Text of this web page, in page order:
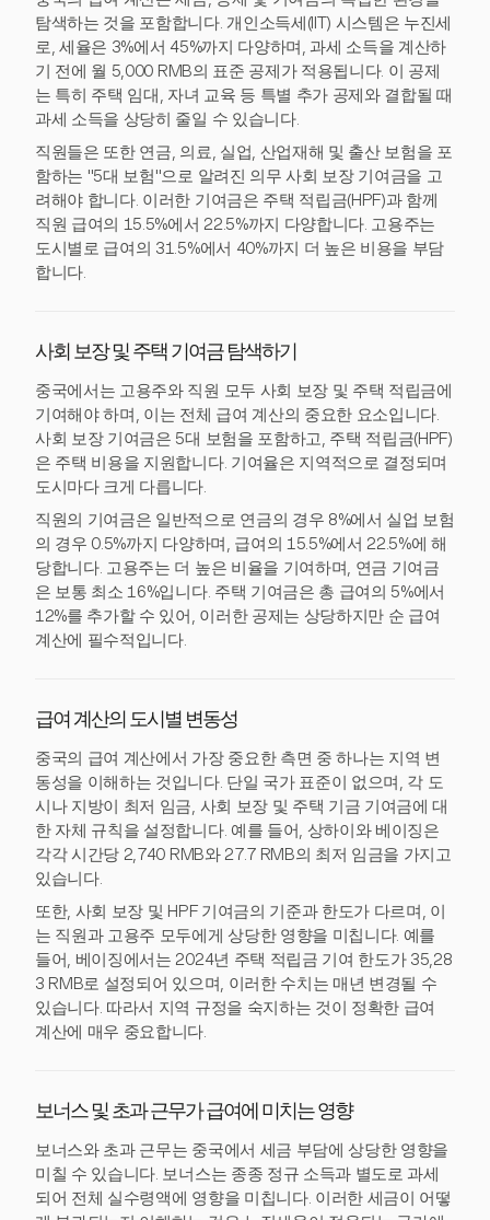
탐색하는 것을 포함합니다. 개인소득세(IIT) 시스템은 누진세
로, 세율은 3%에서 45%까지 다양하며, 과세 소득을 계산하
기 전에 월 5,000 RMB의 표준 공제가 적용됩니다. 이 공제
는 특히 주택 임대, 자녀 교육 등 특별 추가 공제와 결합될 때
과세 소득을 상당히 줄일 수 있습니다.
직원들은 또한 연금, 의료, 실업, 산업재해 및 출산 보험을 포
함하는 "5대 보험"으로 알려진 의무 사회 보장 기여금을 고
려해야 합니다. 이러한 기여금은 주택 적립금(HPF)과 함께
직원 급여의 15.5%에서 22.5%까지 다양합니다. 고용주는
도시별로 급여의 31.5%에서 40%까지 더 높은 비용을 부담
합니다.
사회 보장 및 주택 기여금 탐색하기
중국에서는 고용주와 직원 모두 사회 보장 및 주택 적립금에
기여해야 하며, 이는 전체 급여 계산의 중요한 요소입니다.
사회 보장 기여금은 5대 보험을 포함하고, 주택 적립금(HPF)
은 주택 비용을 지원합니다. 기여율은 지역적으로 결정되며
도시마다 크게 다릅니다.
직원의 기여금은 일반적으로 연금의 경우 8%에서 실업 보험
의 경우 0.5%까지 다양하며, 급여의 15.5%에서 22.5%에 해
당합니다. 고용주는 더 높은 비율을 기여하며, 연금 기여금
은 보통 최소 16%입니다. 주택 기여금은 총 급여의 5%에서
12%를 추가할 수 있어, 이러한 공제는 상당하지만 순 급여
계산에 필수적입니다.
급여 계산의 도시별 변동성
중국의 급여 계산에서 가장 중요한 측면 중 하나는 지역 변
동성을 이해하는 것입니다. 단일 국가 표준이 없으며, 각 도
시나 지방이 최저 임금, 사회 보장 및 주택 기금 기여금에 대
한 자체 규칙을 설정합니다. 예를 들어, 상하이와 베이징은
각각 시간당 2,740 RMB와 27.7 RMB의 최저 임금을 가지고
있습니다.
또한, 사회 보장 및 HPF 기여금의 기준과 한도가 다르며, 이
는 직원과 고용주 모두에게 상당한 영향을 미칩니다. 예를
들어, 베이징에서는 2024년 주택 적립금 기여 한도가 35,28
3 RMB로 설정되어 있으며, 이러한 수치는 매년 변경될 수
있습니다. 따라서 지역 규정을 숙지하는 것이 정확한 급여
계산에 매우 중요합니다.
보너스 및 초과 근무가 급여에 미치는 영향
보너스와 초과 근무는 중국에서 세금 부담에 상당한 영향을
미칠 수 있습니다. 보너스는 종종 정규 소득과 별도로 과세
되어 전체 실수령액에 영향을 미칩니다. 이러한 세금이 어떻